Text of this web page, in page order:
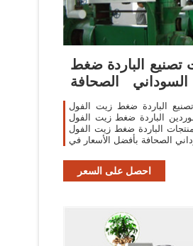
الباردة ضغط
الصحافة
والباردة
الباردة ضغط زيت الفول
الباردة ضغط زيت الفول
الباردة ضغط زيت الفول
الصحافة بأفضل الأسعار في
احصل على السعر